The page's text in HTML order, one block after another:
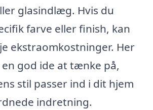
glasindlæg. Hvis du
farve eller finish, kan
ekstraomkostninger. Her
god ide at tænke på,
stil passer ind i dit hjem
indretning.